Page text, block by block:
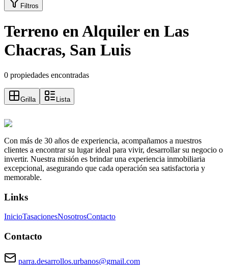
Filtros
Terreno en Alquiler en Las
Chacras, San Luis
0 propiedades encontradas
Grilla Lista
Con más de 30 años de experiencia, acompañamos a nuestros
clientes a encontrar su lugar ideal para vivir, desarrollar su negocio o
invertir. Nuestra misión es brindar una experiencia inmobiliaria
excepcional, asegurando que cada operación sea satisfactoria y
memorable.
Links
InicioTasacionesNosotrosContacto
Contacto
parra.desarrollos.urbanos@gmail.com